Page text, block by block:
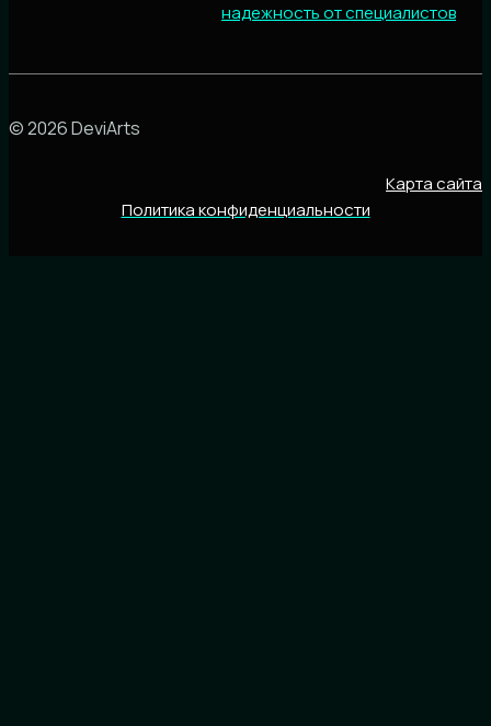
надежность от специалистов
© 2026 DeviArts
Карта сайта
Политика конфиденциальности